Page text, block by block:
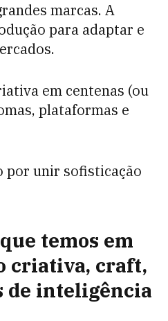
marcas. A
para adaptar e
em centenas (ou
plataformas e
por unir sofisticação
temos em
criativa, craft,
de inteligência